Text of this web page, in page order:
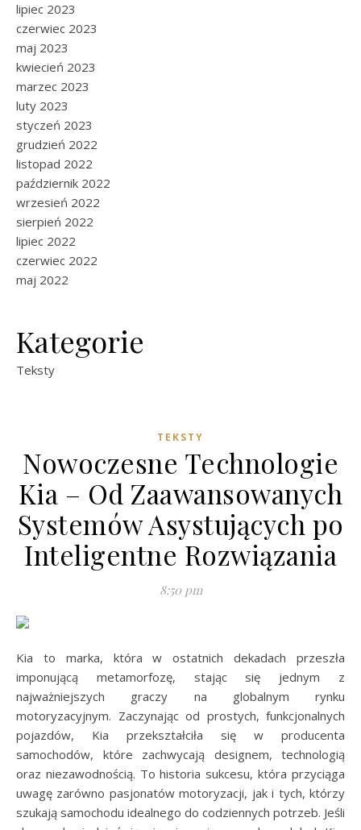
lipiec 2023
czerwiec 2023
maj 2023
kwiecień 2023
marzec 2023
luty 2023
styczeń 2023
grudzień 2022
listopad 2022
październik 2022
wrzesień 2022
sierpień 2022
lipiec 2022
czerwiec 2022
maj 2022
Kategorie
Teksty
TEKSTY
Nowoczesne Technologie
Kia – Od Zaawansowanych
Systemów Asystujących po
Inteligentne Rozwiązania
8:50 pm
Kia to marka, która w ostatnich dekadach przeszła
imponującą metamorfozę, stając się jednym z
najważniejszych graczy na globalnym rynku
motoryzacyjnym. Zaczynając od prostych, funkcjonalnych
pojazdów, Kia przekształciła się w producenta
samochodów, które zachwycają designem, technologią
oraz niezawodnością. To historia sukcesu, która przyciąga
uwagę zarówno pasjonatów motoryzacji, jak i tych, którzy
szukają samochodu idealnego do codziennych potrzeb. Jeśli